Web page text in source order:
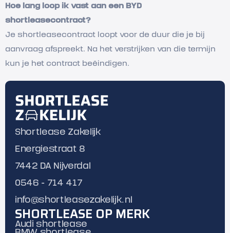
Hoe lang loop ik vast aan een BYD
shortleasecontract?
Je shortleasecontract loopt voor de duur die je bij
aanvraag afspreekt. Na het verstrijken van die termijn
kun je het contract beëindigen.
Shortlease Zakelijk
Energiestraat 8
7442 DA Nijverdal
0546 - 714 417
info@shortleasezakelijk.nl
SHORTLEASE OP MERK
Audi shortlease